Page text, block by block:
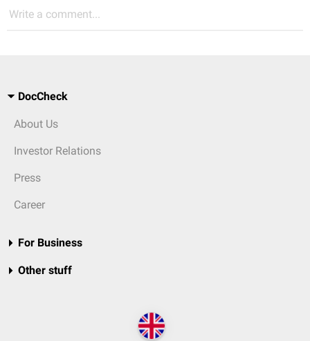
Write a comment...
DocCheck
About Us
Investor Relations
Press
Career
For Business
Other stuff